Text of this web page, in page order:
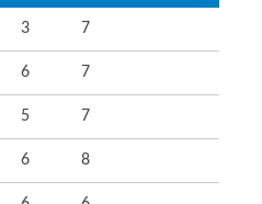
3 7
6 7
5 7
6 8